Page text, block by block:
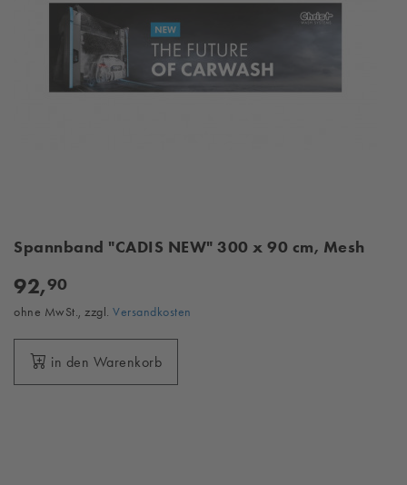
Spannband "CADIS NEW" 300 x 90 cm, Mesh
92,90
ohne MwSt., zzgl. Versandkosten
in den Warenkorb